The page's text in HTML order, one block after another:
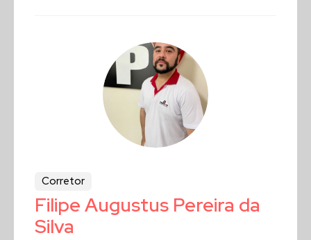
Corretor
Filipe Augustus Pereira da
Silva